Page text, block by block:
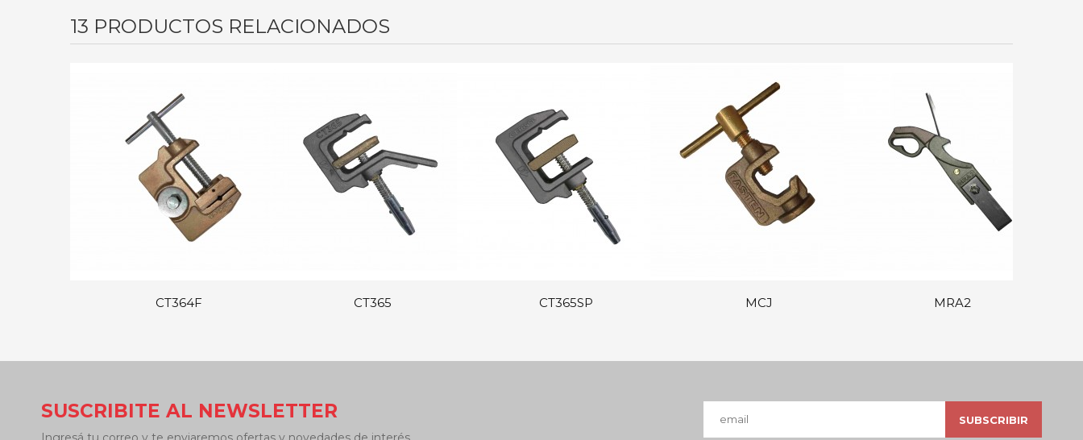
13 PRODUCTOS RELACIONADOS
CT364F CT365 CT365SP MCJ MRA2
SUSCRIBITE AL NEWSLETTER